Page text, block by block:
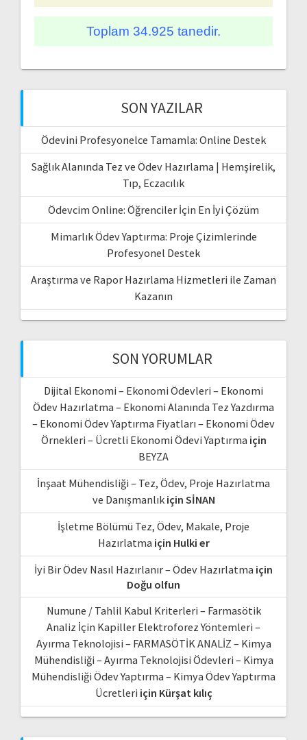
Toplam 34.925 tanedir.
SON YAZILAR
Ödevini Profesyonelce Tamamla: Online Destek
Sağlık Alanında Tez ve Ödev Hazırlama | Hemşirelik,
Tıp, Eczacılık
Ödevcim Online: Öğrenciler İçin En İyi Çözüm
Mimarlık Ödev Yaptırma: Proje Çizimlerinde
Profesyonel Destek
Araştırma ve Rapor Hazırlama Hizmetleri ile Zaman
Kazanın
SON YORUMLAR
Dijital Ekonomi – Ekonomi Ödevleri – Ekonomi
Ödev Hazırlatma – Ekonomi Alanında Tez Yazdırma
– Ekonomi Ödev Yaptırma Fiyatları – Ekonomi Ödev
Örnekleri – Ücretli Ekonomi Ödevi Yaptırma için
BEYZA
İnşaat Mühendisliği – Tez, Ödev, Proje Hazırlatma
ve Danışmanlıkiçin SİNAN
İşletme Bölümü Tez, Ödev, Makale, Proje
Hazırlatma için Hulki er
İyi Bir Ödev Nasıl Hazırlanır – Ödev Hazırlatma için
Doğu olfun
Numune / Tahlil Kabul Kriterleri – Farmasötik
Analiz İçin Kapiller Elektroforez Yöntemleri –
Ayırma Teknolojisi – FARMASÖTİK ANALİZ – Kimya
Mühendisliği – Ayırma Teknolojisi Ödevleri – Kimya
Mühendisliği Ödev Yaptırma – Kimya Ödev Yaptırma
Ücretleri için Kürşat kılıç